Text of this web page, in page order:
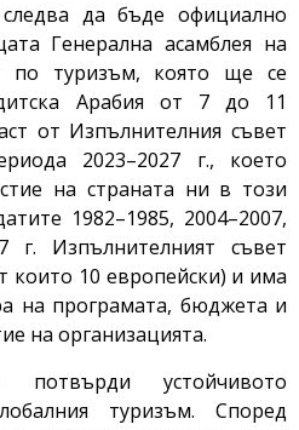
да бъде официално
Генерална асамблея на
по туризъм, която ще се
Арабия от 7 до 11
от Изпълнителния съвет
2023–2027 г., което
на страната ни в този
1982–1985, 2004–2007,
г. Изпълнителният съвет
които 10 европейски) и има
на програмата, бюджета и
на организацията.
устойчивото
туризъм. Според